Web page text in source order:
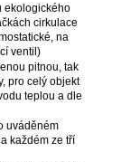
ekologického
cirkulace
na
ventil)
pitnou, tak
pro celý objekt
teplou a dle
uváděném
každém ze tří